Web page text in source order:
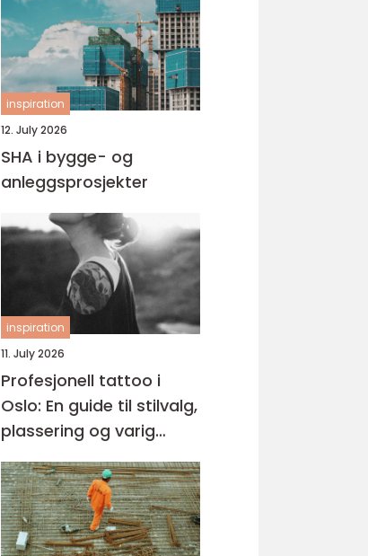
inspiration
12. July 2026
SHA i bygge- og
anleggsprosjekter
inspiration
11. July 2026
Profesjonell tattoo i
Oslo: En guide til stilvalg,
plassering og varig
kvalitet